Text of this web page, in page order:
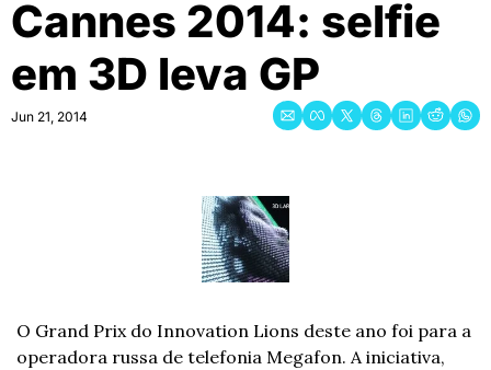
Cannes 2014: selfie
em 3D leva GP
Jun 21, 2014
O Grand Prix do Innovation Lions deste ano foi para a
operadora russa de telefonia Megafon. A iniciativa,